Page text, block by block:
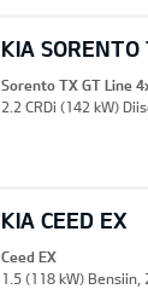
KIA
Sorento TX GT Line
2.2 CRDi (142 kW)
KIA CEED EX
Ceed EX
1.5 (118 kW)